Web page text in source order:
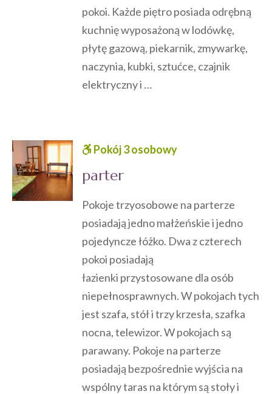
pokoi. Każde piętro posiada odrębną
kuchnię wyposażoną w lodówkę,
płytę gazową, piekarnik, zmywarkę,
naczynia, kubki, sztućce, czajnik
elektryczny i …
Pokój 3 osobowy
parter
Pokoje trzyosobowe na parterze
posiadają jedno małżeńskie i jedno
pojedyncze łóżko. Dwa z czterech
pokoi posiadają
łazienki przystosowane dla osób
niepełnosprawnych. W pokojach tych
jest szafa, stół i trzy krzesła, szafka
nocna, telewizor. W pokojach są
parawany. Pokoje na parterze
posiadają bezpośrednie wyjścia na
wspólny taras na którym są stoły i